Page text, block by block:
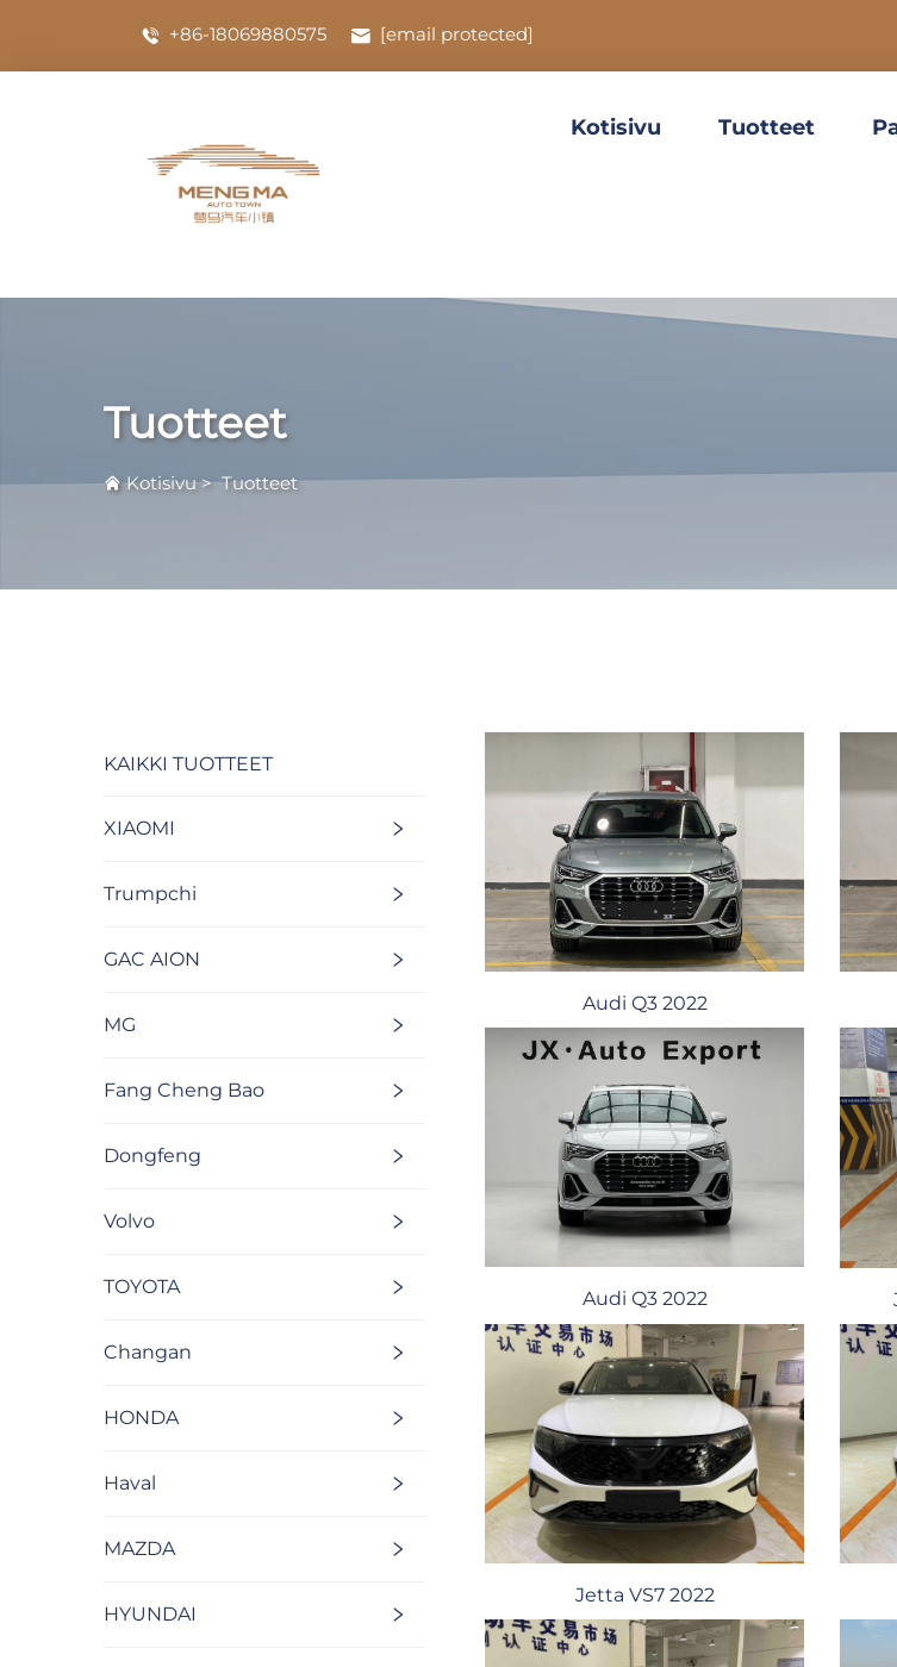
+86-18069880575 [email protected]
Kotisivu Tuotteet
Tuotteet
Kotisivu>Tuotteet
KAIKKI TUOTTEET
XIAOMI
Trumpchi
GAC AION
MG
Fang Cheng Bao
Dongfeng
Volvo
TOYOTA
Changan
HONDA
Haval
MAZDA
HYUNDAI
Audi Q3 2022
Audi Q3 2022
Jetta VS7 2022